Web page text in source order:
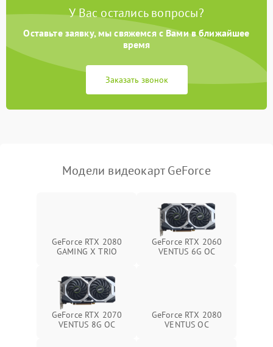
Общие поломки
Система охлаждения
Экран (дисплей)
Программные сбои
У Вас остались вопросы?
Оставьте заявку, мы свяжемся с Вами в ближайшее
время
Заказать звонок
Модели видеокарт GeForce
GeForce RTX 2080
GAMING X TRIO
GeForce RTX 2060
VENTUS 6G OC
GeForce RTX 2070
VENTUS 8G OC
GeForce RTX 2080
VENTUS OC